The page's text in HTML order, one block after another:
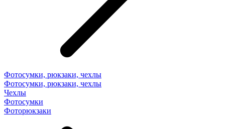
Фотосумки, рюкзаки, чехлы
Фотосумки, рюкзаки, чехлы
Чехлы
Фотосумки
Фоторюкзаки